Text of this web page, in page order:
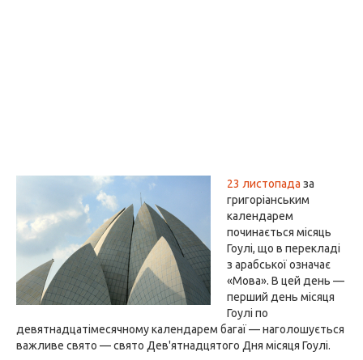
23 листопада за
григоріанським
календарем
починається місяць
Гоулі, що в перекладі
з арабської означає
«Мова». В цей день —
перший день місяця
Гоулі по
девятнадцатімесячному календарем багаї — наголошується
важливе свято — свято Дев'ятнадцятого Дня місяця Гоулі.